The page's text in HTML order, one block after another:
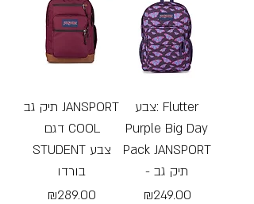
תיק גב JANSPORT
דגם COOL
STUDENT צבע
בורדו
Price
₪289.00
צבע: Flutter
Purple Big Day
Pack JANSPORT
- תיק גב
Price
₪249.00